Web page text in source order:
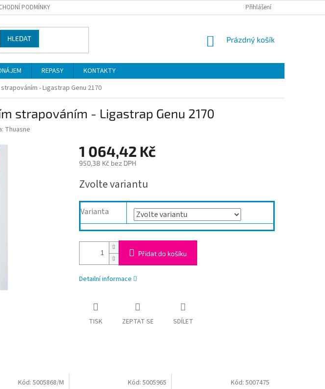
PODMÍNKY Přihlášení
HLEDAT
NÁKUPNÍ
Prázdný košík
REPASY
KONTAKTY
- Ligastrap Genu 2170
strapováním - Ligastrap Genu 2170
Thuasne
1 064,42 Kč
950,38 Kč bez DPH
cena:
Zvolte variantu
Varianta
Přidat do košíku
Detailní informace
TISK ZEPTAT SE SDÍLET
Kód: 5005868/M Kód:5005965 Kód: 5007475